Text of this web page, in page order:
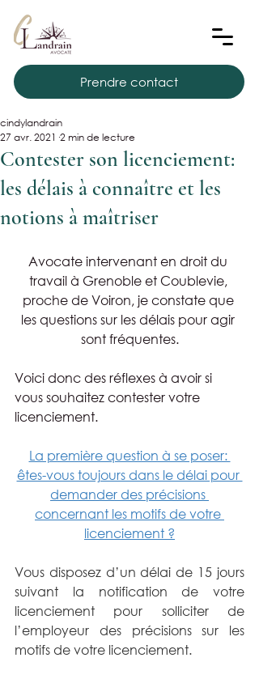
Prendre contact
Contester son licenciement:
les délais à connaître et les
notions à maîtriser
cindylandrain
27 avr. 2021 2 min de lecture
Avocate intervenant en droit du
travail à Grenoble et Coublevie,
proche de Voiron, je constate que
les questions sur les délais pour agir
sont fréquentes.
Voici donc des réflexes à avoir si
vous souhaitez contester votre
licenciement.
La première question à se poser:
êtes-vous toujours dans le délai pour
demander des précisions
concernant les motifs de votre
licenciement ?
Vous disposez d’un délai de 15 jours
suivant la notification de votre
licenciement pour solliciter de
l’employeur des précisions sur les
motifs de votre licenciement.